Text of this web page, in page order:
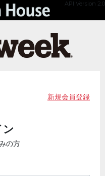
API Version 2.0
新規会員登録
ン
の方